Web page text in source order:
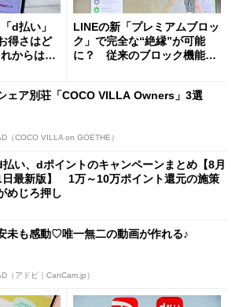
d払い」
得さはど
からは
LINEの新「プレミアムブロッ
ク」で完全な“絶縁”が可能
に？ 従来のブロック機能と
ェア別荘「COCO VILLA Owners」3選
（COCO VILLA on GOETHE）
払い、dポイントのキャンペーンまとめ【8月
日最新版】 1万～10万ポイント還元の施策
めじろ押し
未も感動♡唯一無二の動画が作れる♪
（アドビ｜CanCam.jp）